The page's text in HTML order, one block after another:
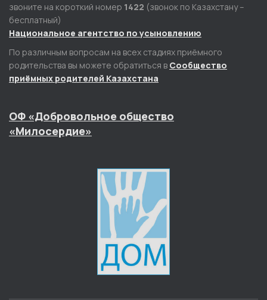
звоните на короткий номер 1422 (звонок по Казахстану –
бесплатный)
Национальное агентство по усыновлению
По различным вопросам на всех стадиях приёмного
родительства вы можете обратиться в Сообщество
приёмных родителей Казахстана
ОФ «Добровольное общество
«Милосердие»